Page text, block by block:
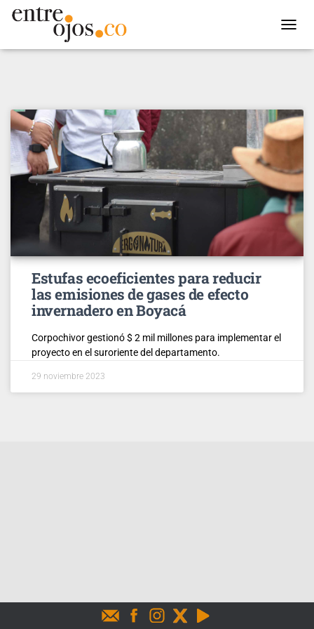
Estufas ecoeficientes para reducir
las emisiones de gases de efecto
invernadero en Boyacá
Corpochivor gestionó $ 2 mil millones para implementar el
proyecto en el suroriente del departamento.
29 noviembre 2023